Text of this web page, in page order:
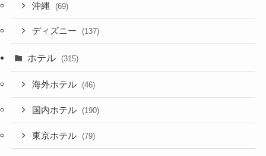
沖縄 (69)
ディズニー (137)
ホテル (315)
海外ホテル (46)
国内ホテル (190)
東京ホテル (79)